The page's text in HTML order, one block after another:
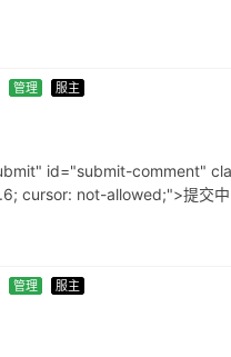
管理
服主
id="submit-comment"
cursor: not-allowed;">提交
管理
服主